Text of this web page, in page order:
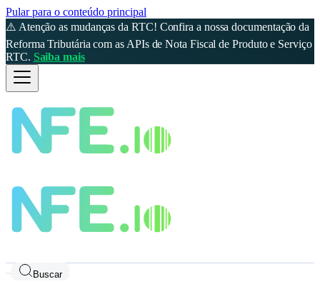
Pular para o conteúdo principal
⚠️ Atenção as mudanças da RTC! Confira a nossa documentação da
Reforma Tributária com as APIs de Nota Fiscal de Produto e Serviço
RTC. Saiba mais
Buscar